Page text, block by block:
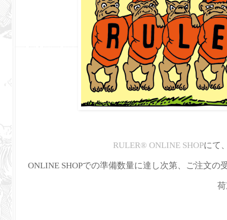
RULER® ONLINE SHOPにて
ONLINE SHOPでの準備数量に達し次第、ご注文